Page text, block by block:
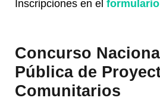
Inscripciones en el formulario
Concurso
Pública de
Comunitarios